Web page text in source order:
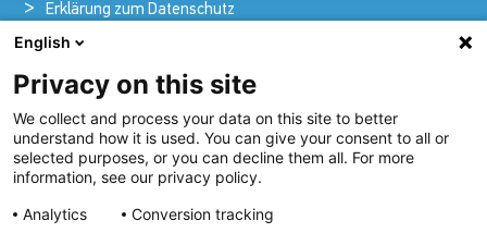
Erklärung zum Datenschutz
Rechtlicher Hinweis
Pioniere in nautischer Brillanz und Innovation
Seit über 100 Jahren entwickeln und liefern wir mit
Leidenschaft innovative Beleuchtungslösungen für alle
Bereiche der maritimen Industrie.
English
Privacy on this site
We collect and process your data on this site to better
understand how it is used. You can give your consent to all or
selected purposes, or you can decline them all. For more
information, see our privacy policy.
Analytics
Conversion tracking